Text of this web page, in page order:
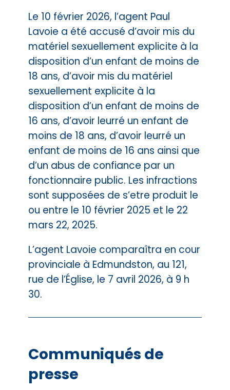
Le 10 février 2026, l’agent Paul
Lavoie a été accusé d’avoir mis du
matériel sexuellement explicite à la
disposition d’un enfant de moins de
18 ans, d’avoir mis du matériel
sexuellement explicite à la
disposition d’un enfant de moins de
16 ans, d’avoir leurré un enfant de
moins de 18 ans, d’avoir leurré un
enfant de moins de 16 ans ainsi que
d’un abus de confiance par un
fonctionnaire public. Les infractions
sont supposées de s’etre produit le
ou entre le 10 février 2025 et le 22
mars 22, 2025.
L’agent Lavoie comparaîtra en cour
provinciale à Edmundston, au 121,
rue de l’Église, le 7 avril 2026, à 9 h
30.
Communiqués de
presse